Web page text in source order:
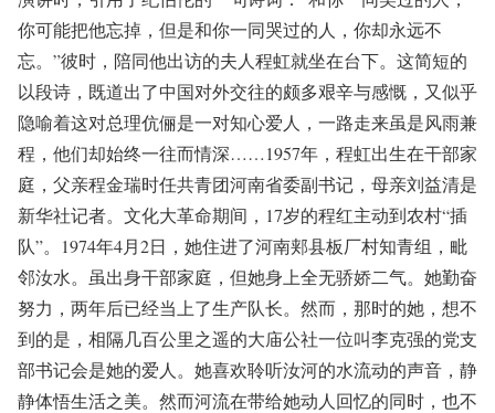
你可能把他忘掉，但是和你一同哭过的人，你却永远不
忘。”彼时，陪同他出访的夫人程虹就坐在台下。这简短的
以段诗，既道出了中国对外交往的颇多艰辛与感慨，又似乎
隐喻着这对总理伉俪是一对知心爱人，一路走来虽是风雨兼
程，他们却始终一往而情深……1957年，程虹出生在干部家
庭，父亲程金瑞时任共青团河南省委副书记，母亲刘益清是
新华社记者。文化大革命期间，17岁的程红主动到农村“插
队”。1974年4月2日，她住进了河南郏县板厂村知青组，毗
邻汝水。虽出身干部家庭，但她身上全无骄娇二气。她勤奋
努力，两年后已经当上了生产队长。然而，那时的她，想不
到的是，相隔几百公里之遥的大庙公社一位叫李克强的党支
部书记会是她的爱人。她喜欢聆听汝河的水流动的声音，静
静体悟生活之美。然而河流在带给她动人回忆的同时，也不